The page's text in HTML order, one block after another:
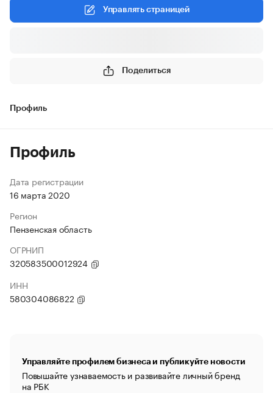
Управлять страницей
Поделиться
Профиль
Профиль
Дата регистрации
16 марта 2020
Регион
Пензенская область
ОГРНИП
320583500012924
ИНН
580304086822
Управляйте профилем бизнеса и публикуйте новости
Повышайте узнаваемость и развивайте личный бренд
на РБК